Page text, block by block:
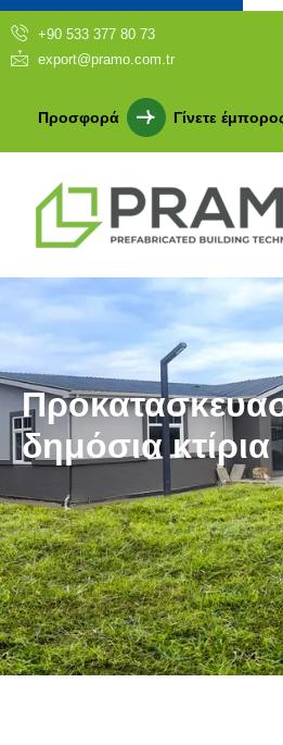
+90 533 377 80 73
export@pramo.com.tr
Προσφορά Γίνετε
δημόσια κτίρια